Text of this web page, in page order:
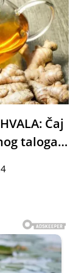
Čaj
taloga…